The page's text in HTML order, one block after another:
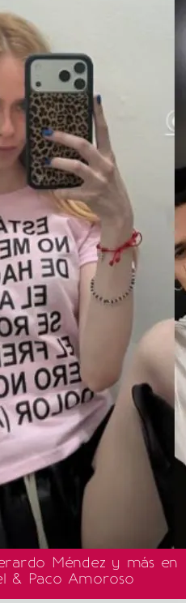
Méndez y más en
& Paco Amoroso